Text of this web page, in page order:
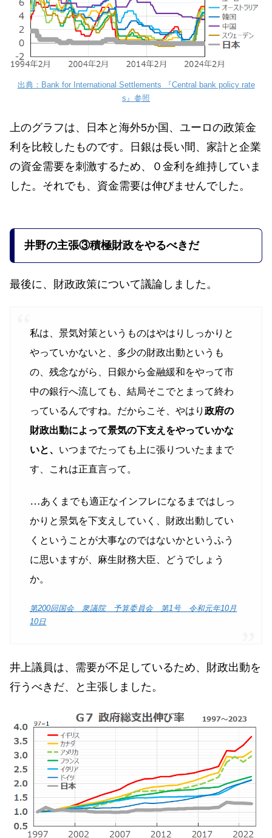
出典：Bank for International Settlements 『Central bank policy rate
s』参照
上のグラフは、日本と海外5か国、ユーロの政策金
利を比較したものです。日銀は長い間、家計と企業
の資金需要を刺激するため、０金利を維持していま
した。それでも、資金需要は伸びませんでした。
井野の主張③積極財政をやるべきだ
最後に、財政政策について議論しました。
私は、景気対策というものはやはりしっかりと
やっていかないと、多少の財政出動というも
の、残念ながら、日銀から金融緩和をやって市
中の銀行へ流しても、結局そこでとまって終わ
っているんですね。だからこそ、やはり政府の
財政出動によって景気の下支えをやっていかな
いと、 いつまでたっても上に張りついたままで
す、これは正直言って。
…あくまでも適正なインフレになるまではしっ
かりと景気を下支えしていく、財政出動してい
くということが大事なのではないかというふう
に思いますが、麻生財務大臣、どうでしょう
か。
第200回国会 衆議院 予算委員会 第1号 令和元年10月
10日
井上議員は、需要が不足しているため、財政出動を
行うべきだ、と主張しました。